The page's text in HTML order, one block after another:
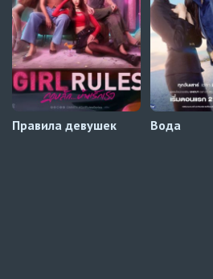
Край горизонта8 серия
Автосабы русские / украинские
Правила девушек Вода